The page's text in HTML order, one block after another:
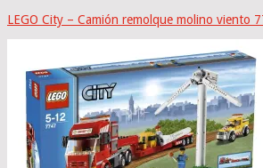
LEGO City – Camión remolque molino viento